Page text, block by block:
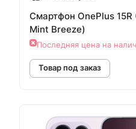
Смартфон OnePlus 15R
Mint Breeze)
Последняя цена на